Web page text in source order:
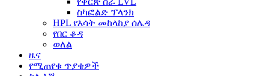
ስካፎልድ ፕላንክ
HPL የእሳት መከላከያ ሰሌዳ
የበር ቆዳ
ወለል
ዜና
የሚጠየቁ ጥያቄዎች